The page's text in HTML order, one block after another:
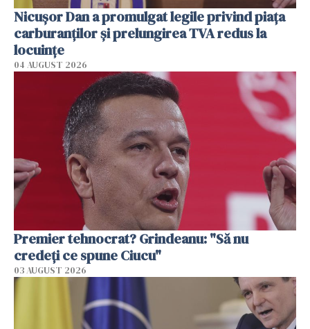
Nicuşor Dan a promulgat legile privind piaţa
carburanţilor şi prelungirea TVA redus la
locuinţe
04 AUGUST 2026
Premier tehnocrat? Grindeanu: "Să nu
credeți ce spune Ciucu"
03 AUGUST 2026